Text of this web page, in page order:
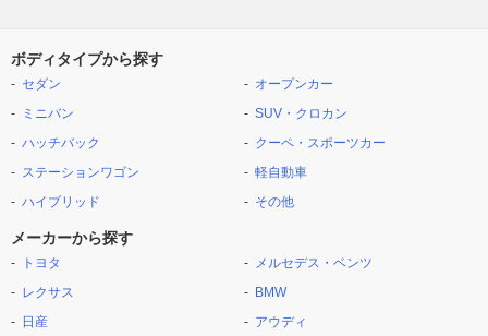
ボディタイプから探す
セダン
ミニバン
ハッチバック
ステーションワゴン
ハイブリッド
オープンカー
SUV・クロカン
クーペ・スポーツカー
軽自動車
その他
メーカーから探す
トヨタ
レクサス
日産
メルセデス・ベンツ
BMW
アウディ